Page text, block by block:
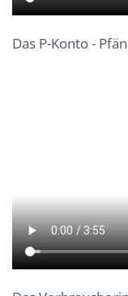
Das P-Konto -